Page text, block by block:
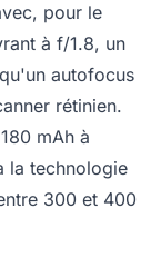
pour le
à f/1.8, un
autofocus
rétinien.
mAh à
la technologie
300 et 400